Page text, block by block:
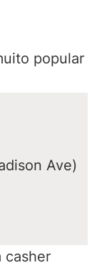
popular
Ave)
casher